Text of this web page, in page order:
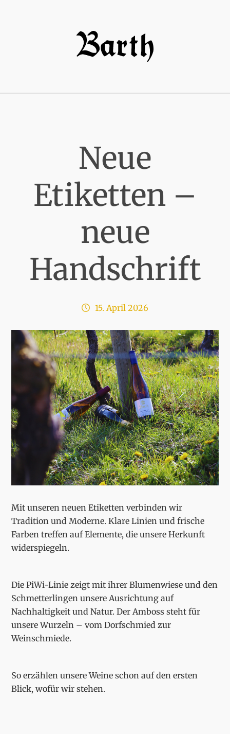
Neue
Etiketten –
neue
Handschrift
15. April 2026
Mit unseren neuen Etiketten verbinden wir
Tradition und Moderne. Klare Linien und frische
Farben treffen auf Elemente, die unsere Herkunft
widerspiegeln.
Die PiWi-Linie zeigt mit ihrer Blumenwiese und den
Schmetterlingen unsere Ausrichtung auf
Nachhaltigkeit und Natur. Der Amboss steht für
unsere Wurzeln – vom Dorfschmied zur
Weinschmiede.
So erzählen unsere Weine schon auf den ersten
Blick, wofür wir stehen.